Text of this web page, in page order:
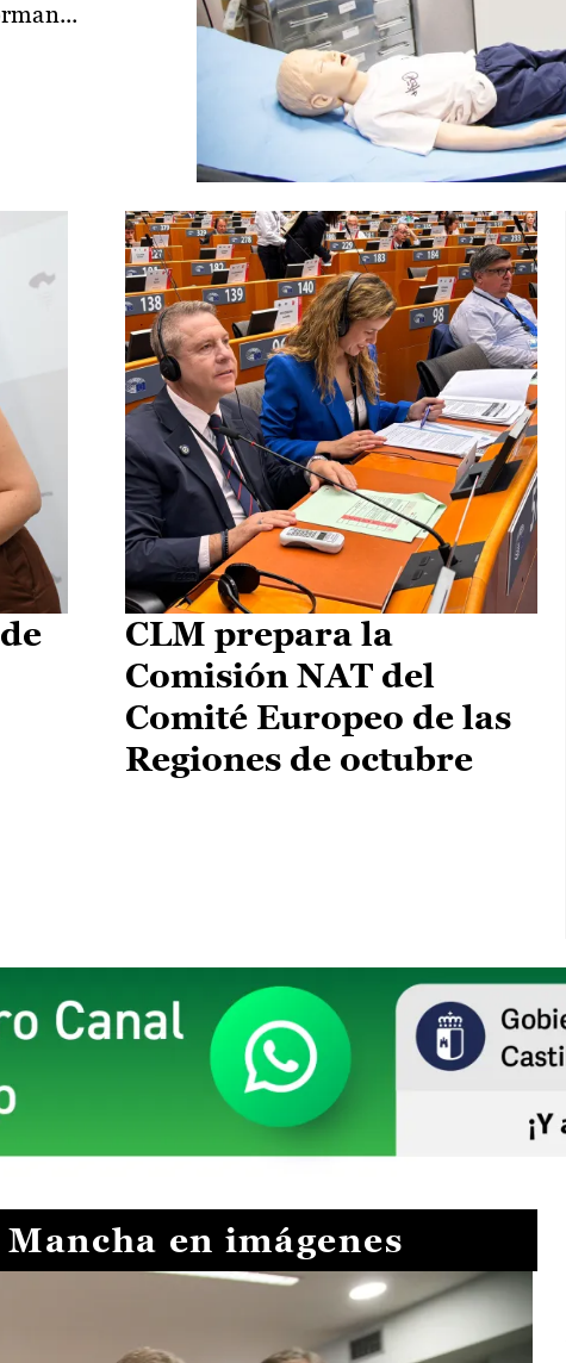
CLM prepara la
Comisión NAT del
Comité Europeo de las
Regiones de octubre
en imágenes